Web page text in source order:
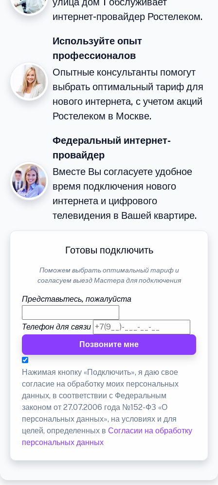
интернет-провайдер Ростелеком.
Используйте опыт
профессионалов
Опытные консультанты помогут
выбрать оптимальный тариф для
нового интернета, с учетом акций
Ростелеком в Москве.
Федеральный интернет-
провайдер
Вместе Вы согласуете удобное
время подключения нового
интернета и цифрового
телевидения в Вашей квартире.
Готовы подключить
Поможем выбрать оптимальный тариф и
согласуем выезд Мастера для подключения
Представьтесь, пожалуйста
Телефон для связи
Позвоните мне
Нажимая кнопку «Подключить», я даю свое
согласие на обработку моих персональных
данных, в соответствии с Федеральным
законом от 27.07.2006 года №152-ФЗ «О
персональных данных», на условиях и для
целей, определенных в Согласии на обработку
персональных данных